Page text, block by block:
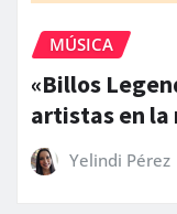
MÚSICA
«Billos
artistas en la
Yelindi Pérez